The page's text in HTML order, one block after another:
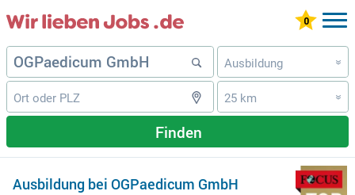
Ausbildung »
25 km »
Finden
Ausbildung bei OGPaedicum GmbH